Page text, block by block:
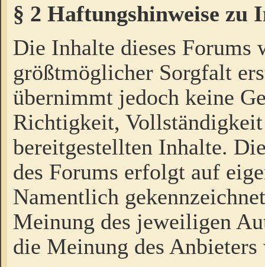
§ 2 Haftungshinweise zu
Die Inhalte dieses Forums
größtmöglicher Sorgfalt
übernimmt jedoch keine
Richtigkeit,
bereitgestellten Inhalte.
des Forums erfolgt auf
Namentlich
Meinung des jeweiligen
die Meinung des Anbieters